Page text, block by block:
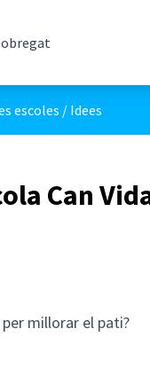
escoles / Idees
Can
millorar el pati?